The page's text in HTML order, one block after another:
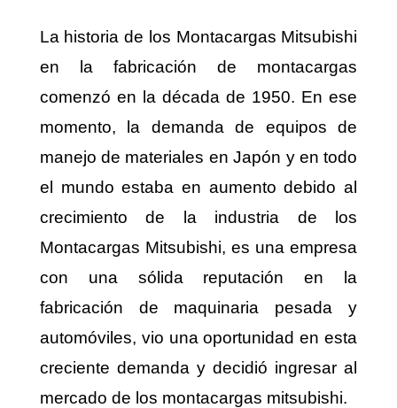
La historia de los Montacargas Mitsubishi
en la fabricación de montacargas
comenzó en la década de 1950. En ese
momento, la demanda de equipos de
manejo de materiales en Japón y en todo
el mundo estaba en aumento debido al
crecimiento de la industria de los
Montacargas Mitsubishi, es una empresa
con una sólida reputación en la
fabricación de maquinaria pesada y
automóviles, vio una oportunidad en esta
creciente demanda y decidió ingresar al
mercado de los montacargas mitsubishi.